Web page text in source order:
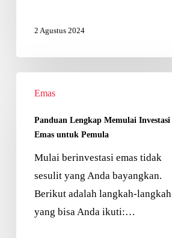
2 Agustus 2024
Emas
Panduan Lengkap Memulai Investasi
Emas untuk Pemula
Mulai berinvestasi emas tidak
sesulit yang Anda bayangkan.
Berikut adalah langkah-langkah
yang bisa Anda ikuti:…